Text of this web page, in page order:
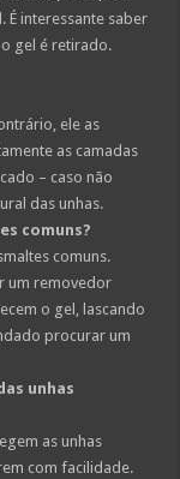
É interessante saber
gel é retirado.
ele as
as camadas
– caso não
das unhas.
comuns?
comuns.
um removedor
o gel, lascando
procurar um
unhas
as unhas
com facilidade.